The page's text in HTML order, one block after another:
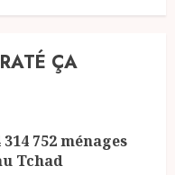
ÇA
314 752 ménages
Tchad